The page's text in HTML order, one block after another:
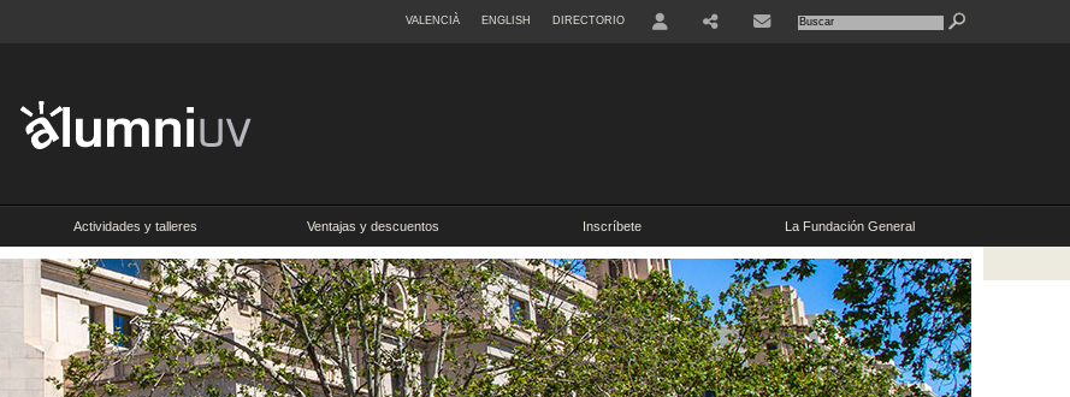
VALENCIÀ ENGLISH DIRECTORIO
Actividades y talleres Ventajas y descuentos Inscríbete La Fundación General